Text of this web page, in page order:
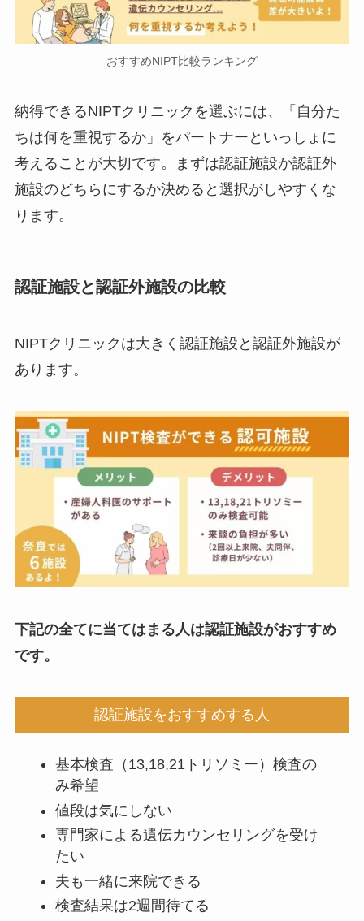
おすすめNIPT比較ランキング
納得できるNIPTクリニックを選ぶには、「自分た
ちは何を重視するか」をパートナーといっしょに
考えることが大切です。まずは認証施設か認証外
施設のどちらにするか決めると選択がしやすくな
ります。
認証施設と認証外施設の比較
NIPTクリニックは大きく認証施設と認証外施設が
あります。
下記の全てに当てはまる人は認証施設がおすすめ
です。
認証施設をおすすめする人
基本検査（13,18,21トリソミー）検査の
み希望
値段は気にしない
専門家による遺伝カウンセリングを受け
たい
夫も一緒に来院できる
検査結果は2週間待てる